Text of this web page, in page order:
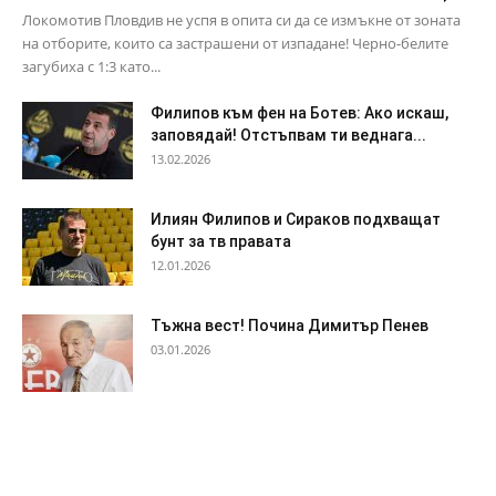
Локомотив Пловдив не успя в опита си да се измъкне от зоната
на отборите, които са застрашени от изпадане! Черно-белите
загубиха с 1:3 като...
Филипов към фен на Ботев: Ако искаш,
заповядай! Отстъпвам ти веднага...
13.02.2026
Илиян Филипов и Сираков подхващат
бунт за тв правата
12.01.2026
Тъжна вест! Почина Димитър Пенев
03.01.2026